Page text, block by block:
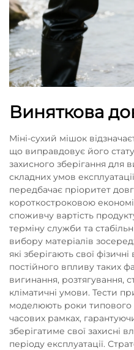
Виняткова
Міні-сухий мішок
що виправдовує його
захисного зберігання для
складних умов
передбачає пріоритет
короткостроковою
споживчу вартість
терміну служби та
вибору матеріалів
які зберігають свої фізичні
постійного впливу таких
вигинання, розтягування,
кліматичні умови. Тести
моделюють роки типового
часових рамках,
зберігатиме свої захисні
періоду експлуатації.